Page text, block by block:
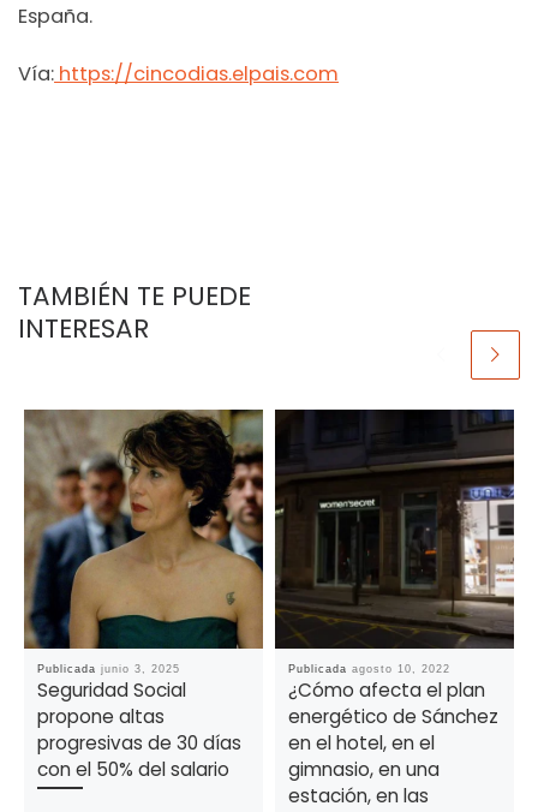
España.
Vía: https://cincodias.elpais.com
TAMBIÉN TE PUEDE
INTERESAR
Publicada junio 3, 2025
Seguridad Social
propone altas
progresivas de 30 días
con el 50% del salario
Publicada agosto 10, 2022
¿Cómo afecta el plan
energético de Sánchez
en el hotel, en el
gimnasio, en una
estación, en las